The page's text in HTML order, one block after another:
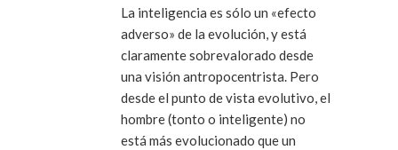
La inteligencia es sólo un «efecto
adverso» de la evolución, y está
claramente sobrevalorado desde
una visión antropocentrista. Pero
desde el punto de vista evolutivo, el
hombre (tonto o inteligente) no
está más evolucionado que un